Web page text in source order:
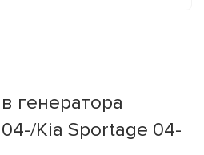
генератора
Kia Sportage 04-